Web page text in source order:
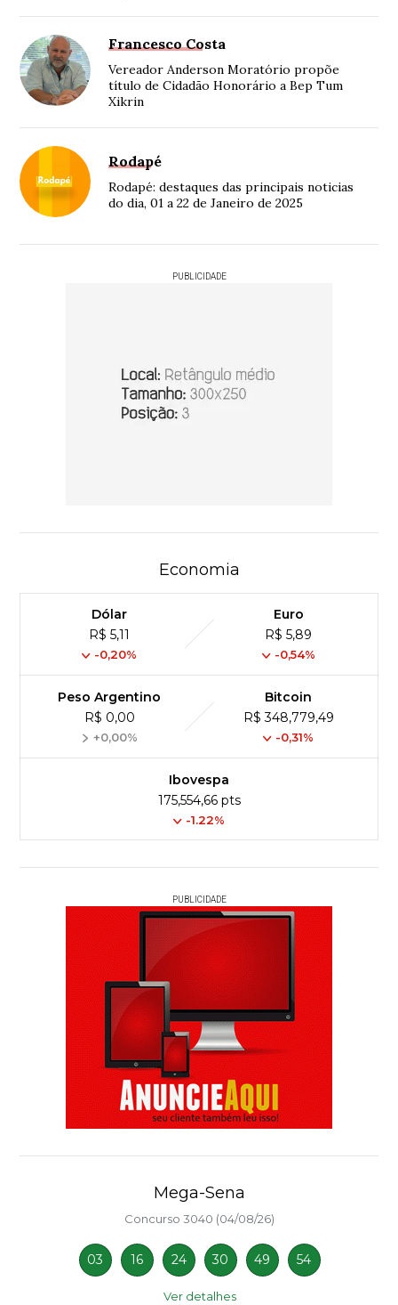
Francesco Costa
Vereador Anderson Moratório propõe
título de Cidadão Honorário a Bep Tum
Xikrin
Rodapé
Rodapé: destaques das principais noticias
do dia, 01 a 22 de Janeiro de 2025
PUBLICIDADE
Economia
Dólar
R$ 5,11
-0,20%
Euro
R$ 5,89
-0,54%
Peso Argentino
R$ 0,00
+0,00%
Bitcoin
R$ 348,779,49
-0,31%
Ibovespa
175,554,66 pts
-1.22%
PUBLICIDADE
Mega-Sena
Concurso 3040 (04/08/26)
03 16 24 30 49 54
Ver detalhes